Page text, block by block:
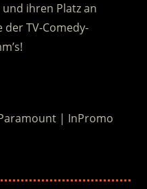
ihren Platz an
TV-Comedy-
| InPromo